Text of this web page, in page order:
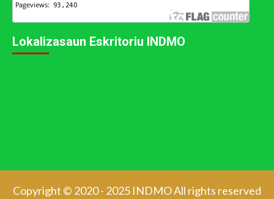
Lokalizasaun Eskritoriu INDMO
Copyright © 2020 - 2025 INDMO All rights reserved